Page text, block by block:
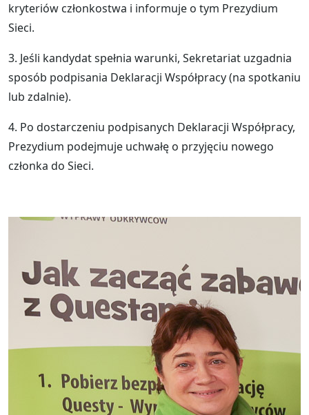
kryteriów członkostwa i informuje o tym Prezydium
Sieci.
3. Jeśli kandydat spełnia warunki, Sekretariat uzgadnia
sposób podpisania Deklaracji Współpracy (na spotkaniu
lub zdalnie).
4. Po dostarczeniu podpisanych Deklaracji Współpracy,
Prezydium podejmuje uchwałę o przyjęciu nowego
członka do Sieci.